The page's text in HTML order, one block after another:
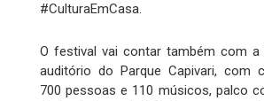
#CulturaEmCasa.
O festival vai contar também com a
auditório do Parque Capivari, com
700 pessoas e 110 músicos, palco